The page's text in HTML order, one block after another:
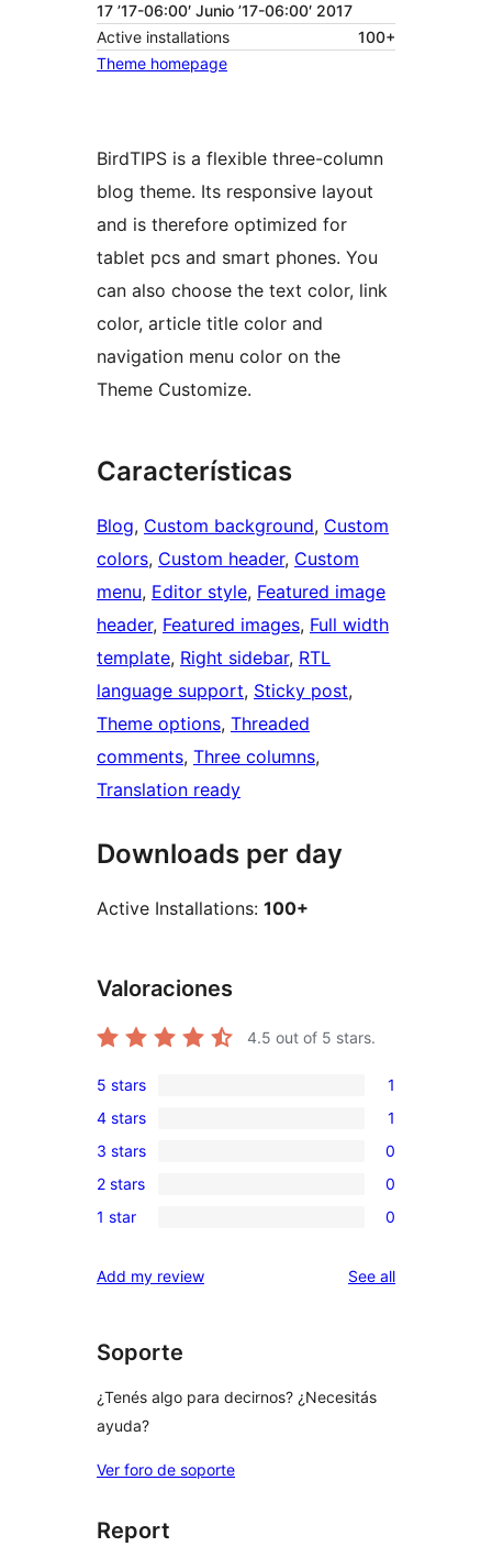
17 ’17-06:00′ Junio ’17-06:00′ 2017
Active installations
100+
Theme homepage
BirdTIPS is a flexible three-column
blog theme. Its responsive layout
and is therefore optimized for
tablet pcs and smart phones. You
can also choose the text color, link
color, article title color and
navigation menu color on the
Theme Customize.
Características
Blog, Custom background, Custom
colors, Custom header, Custom
menu, Editor style, Featured image
header, Featured images, Full width
template, Right sidebar, RTL
language support, Sticky post
Theme options, Threaded
comments, Three columns
Translation ready
Downloads per day
Active Installations: 100+
Valoraciones
4.5 out of 5 stars.
1
5-
star
review
5 stars 1
1
4-
star
review
4 stars 1
0
3-
star
3 stars 0
0
2-
reviews
2 stars 0
0
star
1 star 0
Add my review See allreviews
Soporte
¿Tenés algo para decirnos? ¿Necesitás
ayuda?
Ver foro de soporte
Report